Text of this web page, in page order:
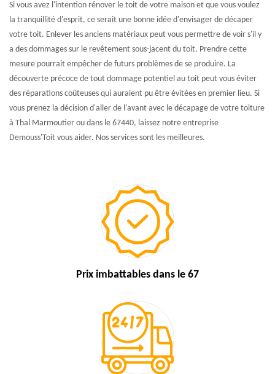
Si vous avez l'intention rénover le toit de votre maison et que vous voulez
la tranquillité d'esprit, ce serait une bonne idée d'envisager de décaper
votre toit. Enlever les anciens matériaux peut vous permettre de voir s'il y
a des dommages sur le revêtement sous-jacent du toit. Prendre cette
mesure pourrait empêcher de futurs problèmes de se produire. La
découverte précoce de tout dommage potentiel au toit peut vous éviter
des réparations coûteuses qui auraient pu être évitées en premier lieu. Si
vous prenez la décision d'aller de l'avant avec le décapage de votre toiture
à Thal Marmoutier ou dans le 67440, laissez notre entreprise
Demouss'Toit vous aider. Nos services sont les meilleures.
Prix imbattables dans le 67